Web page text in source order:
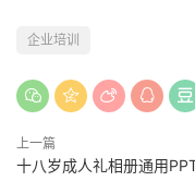
企业培训
上一篇
十八岁成人礼相册通用